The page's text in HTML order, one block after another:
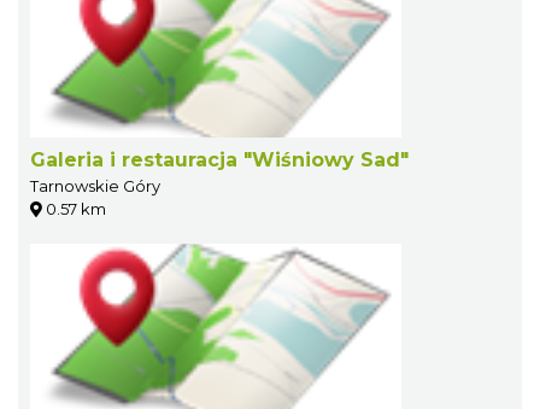
Galeria i restauracja "Wiśniowy Sad"
Tarnowskie Góry
0.57 km